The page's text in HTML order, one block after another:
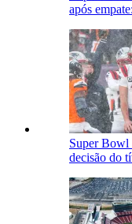
após
Super Bowl
decisão do